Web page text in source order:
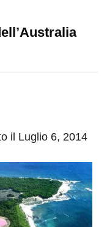
il Luglio 6, 2014